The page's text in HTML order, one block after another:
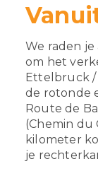
We raden
om het
Ettelbruck /
de rotonde
Route de
(Chemin du
kilometer
je